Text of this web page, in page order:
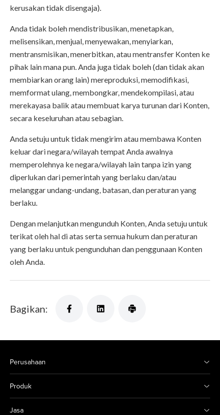
kerusakan tidak disengaja).
Anda tidak boleh mendistribusikan, menetapkan,
melisensikan, menjual, menyewakan, menyiarkan,
mentransmisikan, menerbitkan, atau mentransfer Konten ke
pihak lain mana pun. Anda juga tidak boleh (dan tidak akan
membiarkan orang lain) mereproduksi, memodifikasi,
memformat ulang, membongkar, mendekompilasi, atau
merekayasa balik atau membuat karya turunan dari Konten,
secara keseluruhan atau sebagian.
Anda setuju untuk tidak mengirim atau membawa Konten
keluar dari negara/wilayah tempat Anda awalnya
memperolehnya ke negara/wilayah lain tanpa izin yang
diperlukan dari pemerintah yang berlaku dan/atau
melanggar undang-undang, batasan, dan peraturan yang
berlaku.
Dengan melanjutkan mengunduh Konten, Anda setuju untuk
terikat oleh hal di atas serta semua hukum dan peraturan
yang berlaku untuk pengunduhan dan penggunaan Konten
oleh Anda.
Bagikan:
Perusahaan
Produk
Jasa